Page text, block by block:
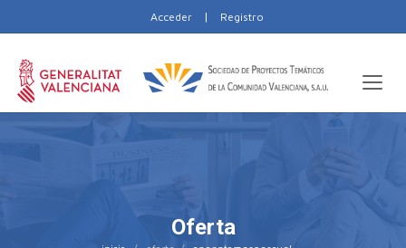
Acceder | Registro
Oferta